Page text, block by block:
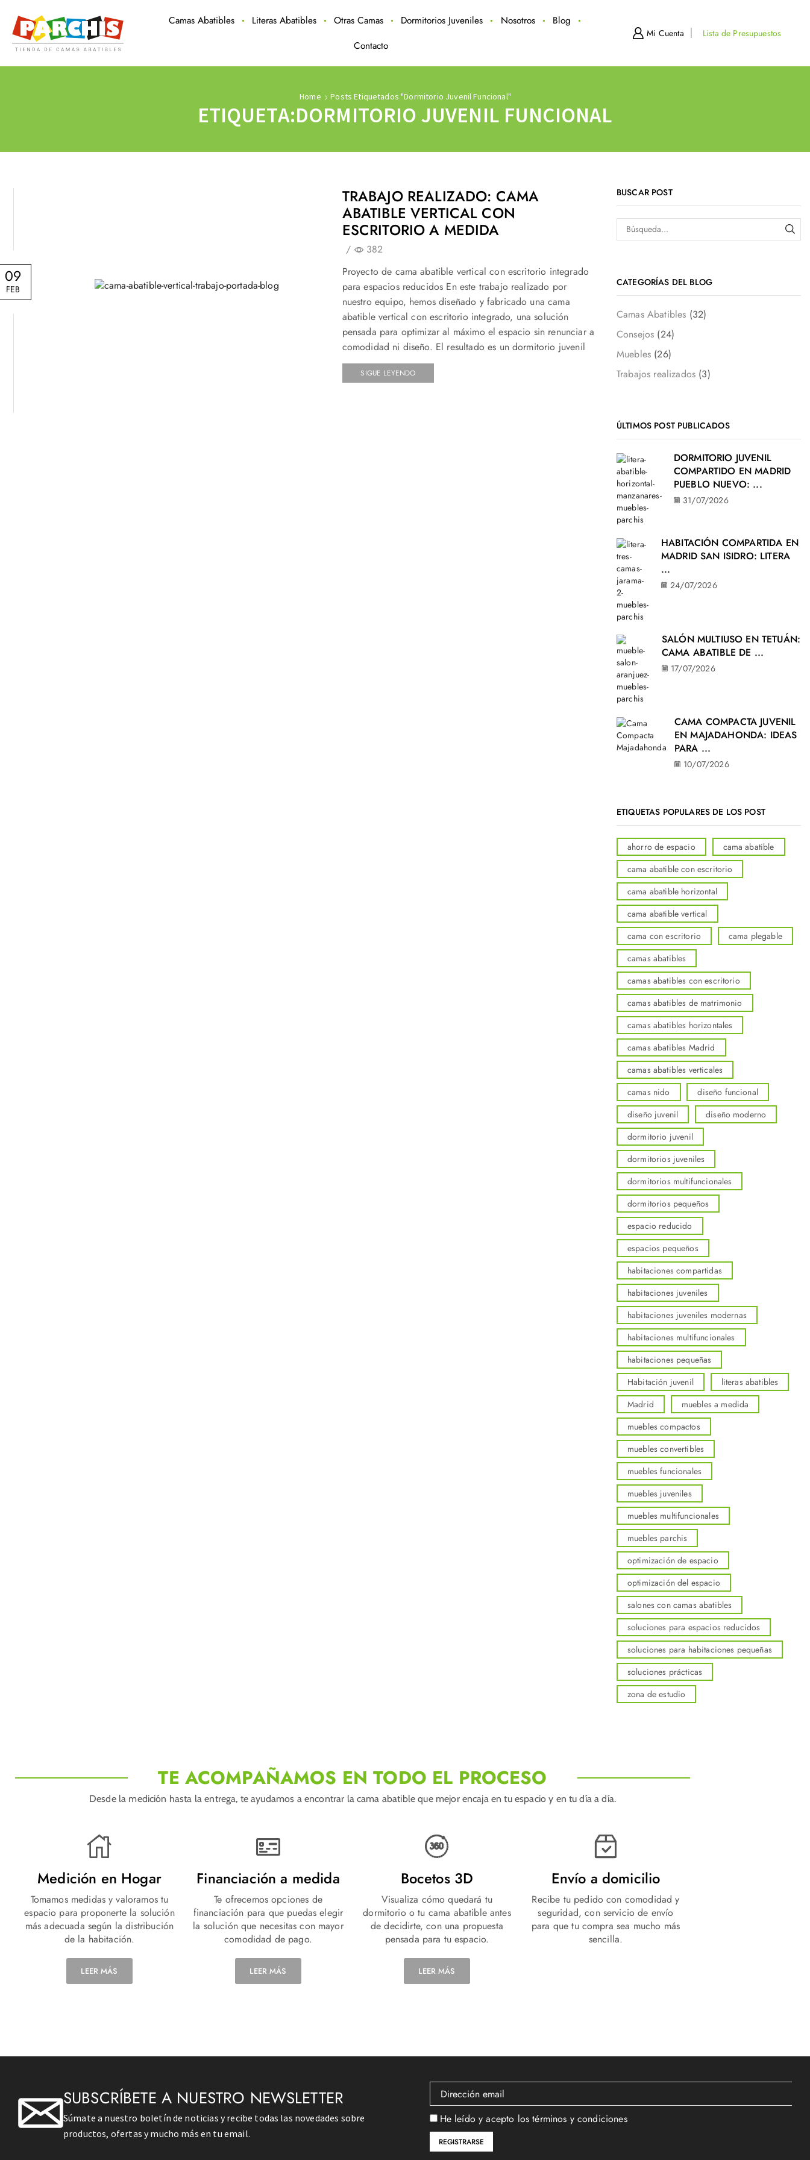
Camas Abatibles Literas Abatibles Otras Camas Dormitorios Juveniles Nosotros
Blog
Contacto
Mi Cuenta Lista de Presupuestos
Home Posts Etiquetados "dormitorio Juvenil Funcional"
ETIQUETA:DORMITORIO JUVENIL FUNCIONAL
TRABAJO REALIZADO: CAMA
ABATIBLE VERTICAL CON
ESCRITORIO A MEDIDA
/
382
Proyecto de cama abatible vertical con escritorio integrado
para espacios reducidos En este trabajo realizado por
nuestro equipo, hemos diseñado y fabricado una cama
abatible vertical con escritorio integrado, una solución
pensada para optimizar al máximo el espacio sin renunciar a
comodidad ni diseño. El resultado es un dormitorio juvenil
SIGUE LEYENDO
09
FEB
BUSCAR POST
CATEGORÍAS DEL BLOG
Camas Abatibles (32)
Consejos (24)
Muebles (26)
Trabajos realizados (3)
ÚLTIMOS POST PUBLICADOS
DORMITORIO JUVENIL
COMPARTIDO EN MADRID
PUEBLO NUEVO: ...
31/07/2026
HABITACIÓN COMPARTIDA EN
MADRID SAN ISIDRO: LITERA
...
24/07/2026
SALÓN MULTIUSO EN TETUÁN:
CAMA ABATIBLE DE ...
17/07/2026
CAMA COMPACTA JUVENIL
EN MAJADAHONDA: IDEAS
PARA ...
10/07/2026
ETIQUETAS POPULARES DE LOS POST
ahorro de espacio
cama abatible
cama abatible con escritorio
cama abatible horizontal
cama abatible vertical
cama con escritorio
cama plegable
camas abatibles
camas abatibles con escritorio
camas abatibles de matrimonio
camas abatibles horizontales
camas abatibles Madrid
camas abatibles verticales
camas nido
diseño funcional
diseño juvenil
diseño moderno
dormitorio juvenil
dormitorios juveniles
dormitorios multifuncionales
dormitorios pequeños
espacio reducido
espacios pequeños
habitaciones compartidas
habitaciones juveniles
habitaciones juveniles modernas
habitaciones multifuncionales
habitaciones pequeñas
Habitación juvenil
literas abatibles
Madrid
muebles a medida
muebles compactos
muebles convertibles
muebles funcionales
muebles juveniles
muebles multifuncionales
muebles parchis
optimización de espacio
optimización del espacio
salones con camas abatibles
soluciones para espacios reducidos
soluciones para habitaciones pequeñas
soluciones prácticas
zona de estudio
TE ACOMPAÑAMOS EN TODO EL PROCESO
Desde la medición hasta la entrega, te ayudamos a encontrar la cama abatible que mejor encaja en tu espacio y en tu día a día.
Medición en Hogar
Tomamos medidas y valoramos tu
espacio para proponerte la solución
más adecuada según la distribución
de la habitación.
LEER MÁS
Financiación a medida
Te ofrecemos opciones de
financiación para que puedas elegir
la solución que necesitas con mayor
comodidad de pago.
LEER MÁS
Bocetos 3D
Visualiza cómo quedará tu
dormitorio o tu cama abatible antes
de decidirte, con una propuesta
pensada para tu espacio.
LEER MÁS
Envío a domicilio
Recibe tu pedido con comodidad y
seguridad, con servicio de envío
para que tu compra sea mucho más
sencilla.
SUBSCRÍBETE A NUESTRO NEWSLETTER
Súmate a nuestro boletín de noticias y recibe todas las novedades sobre
productos, ofertas y mucho más en tu email.
He leído y acepto los términos y condiciones